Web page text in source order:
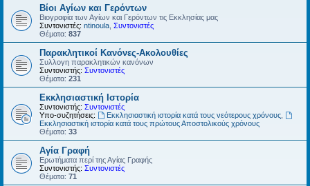
Βίοι Αγίων και Γερόντων
Βιογραφία των Αγίων και Γερόντων τις Εκκλησίας μας
Συντονιστές: ntinoula Συντονιστές
Θέματα: 837
Παρακλητικοί Κανόνες-Ακολουθίες
Συλλογη παρακλητικών κανόνων
Συντονιστής: Συντονιστές
Θέματα: 231
Εκκλησιαστική Ιστορία
Συντονιστής: Συντονιστές
Υπο-συζητήσεις:
Εκκλησιαστική ιστορία κατά τους νεότερους χρόνους,
Εκκλησιαστική ιστορία κατά τους πρώτους Αποστολικούς χρόνους
Θέματα: 33
Αγία Γραφή
Ερωτήματα περί της Αγίας Γραφής
Συντονιστής: Συντονιστές
Θέματα: 71